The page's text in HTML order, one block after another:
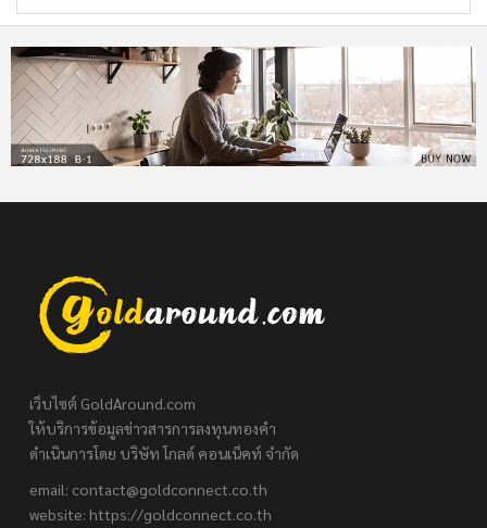
เว็บไซต์ GoldAround.com
ให้บริการข้อมูลข่าวสารการลงทุนทองคำ
ดำเนินการโดย บริษัท โกลด์ คอนเน็คท์ จำกัด
email: contact@goldconnect.co.th
website: https://goldconnect.co.th